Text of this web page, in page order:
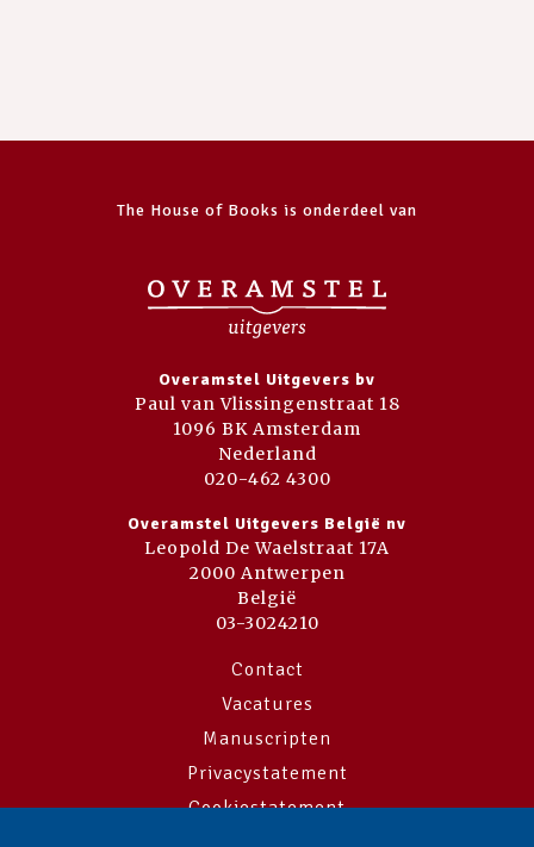
The House of Books is onderdeel van
Overamstel Uitgevers bv
Paul van Vlissingenstraat 18
1096 BK Amsterdam
Nederland
020-462 4300
Overamstel Uitgevers België nv
Leopold De Waelstraat 17A
2000 Antwerpen
België
03-3024210
Contact
Vacatures
Manuscripten
Privacystatement
Cookiestatement